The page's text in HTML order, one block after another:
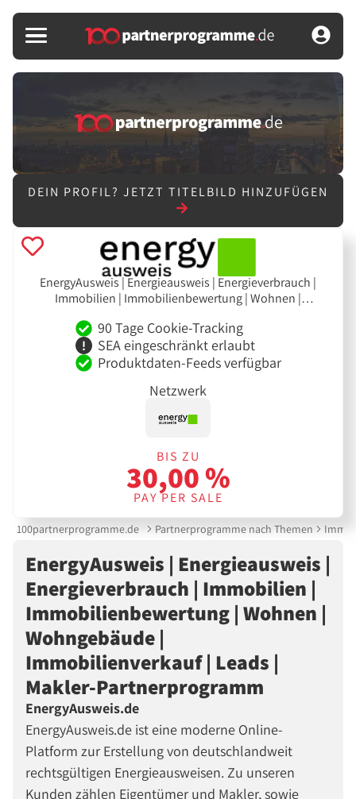
DEIN PROFIL? JETZT TITELBILD HINZUFÜGEN
EnergyAusweis | Energieausweis | Energieverbrauch |
Immobilien | Immobilienbewertung | Wohnen |
90 Tage Cookie-Tracking
SEA eingeschränkt erlaubt
Produktdaten-Feeds verfügbar
Netzwerk
BIS ZU
30,00 %
PAY PER SALE
100partnerprogramme.de Partnerprogramme nach Themen
EnergyAusweis | Energieausweis |
Energieverbrauch | Immobilien |
Immobilienbewertung | Wohnen |
Wohngebäude |
Immobilienverkauf | Leads |
Makler-Partnerprogramm
EnergyAusweis.de
EnergyAusweis.de ist eine moderne Online-
Platform zur Erstellung von deutschlandweit
rechtsgültigen Energieausweisen. Zu unseren
Kunden zählen Eigentümer und Makler, sowie